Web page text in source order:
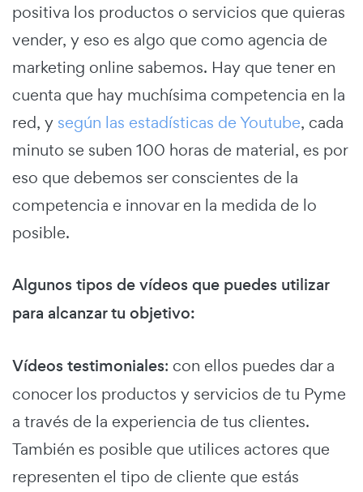
positiva los productos o servicios que quieras
vender, y eso es algo que como agencia de
marketing online sabemos. Hay que tener en
cuenta que hay muchísima competencia en la
red, y según las estadísticas de Youtube, cada
minuto se suben 100 horas de material, es por
eso que debemos ser conscientes de la
competencia e innovar en la medida de lo
posible.
Algunos tipos de vídeos que puedes utilizar
para alcanzar tu objetivo:
Vídeos testimoniales: con ellos puedes dar a
conocer los productos y servicios de tu Pyme
a través de la experiencia de tus clientes.
También es posible que utilices actores que
representen el tipo de cliente que estás